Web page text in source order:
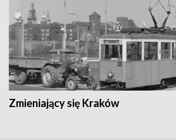
Zmieniający się Kraków